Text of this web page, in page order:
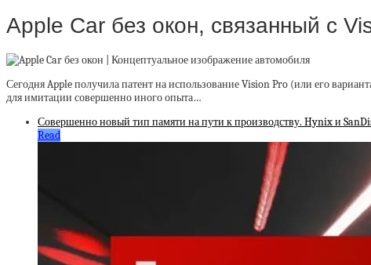
Apple Car без окон, связанный с
Сегодня Apple получила патент на использование Vision Pro (или его
для имитации совершенно иного опыта…
Совершенно новый тип памяти на пути к производству. Hynix и
Read